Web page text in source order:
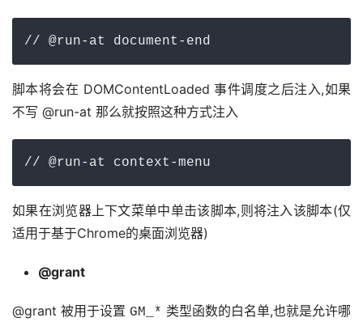
// @run-at document-end
脚本将会在 DOMContentLoaded 事件调度之后注入,如果
不写 @run-at 那么就按照这种方式注入
// @run-at context-menu
如果在浏览器上下文菜单中单击该脚本,则将注入该脚本(仅
适用于基于Chrome的桌面浏览器)
@grant
@grant 被用于设置 GM_* 类型函数的白名单,也就是允许哪